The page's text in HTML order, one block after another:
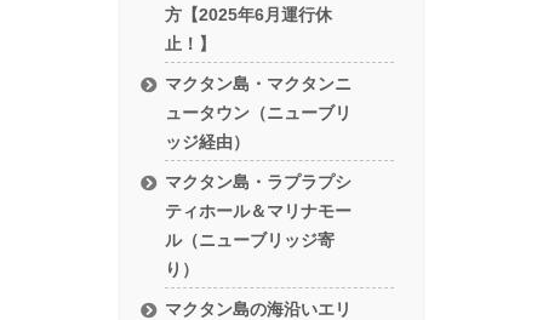
方【2025年6月運行休
止！】
マクタン島・マクタンニ
ュータウン（ニューブリ
ッジ経由）
マクタン島・ラプラプシ
ティホール＆マリナモー
ル（ニューブリッジ寄
り）
マクタン島の海沿いエリ